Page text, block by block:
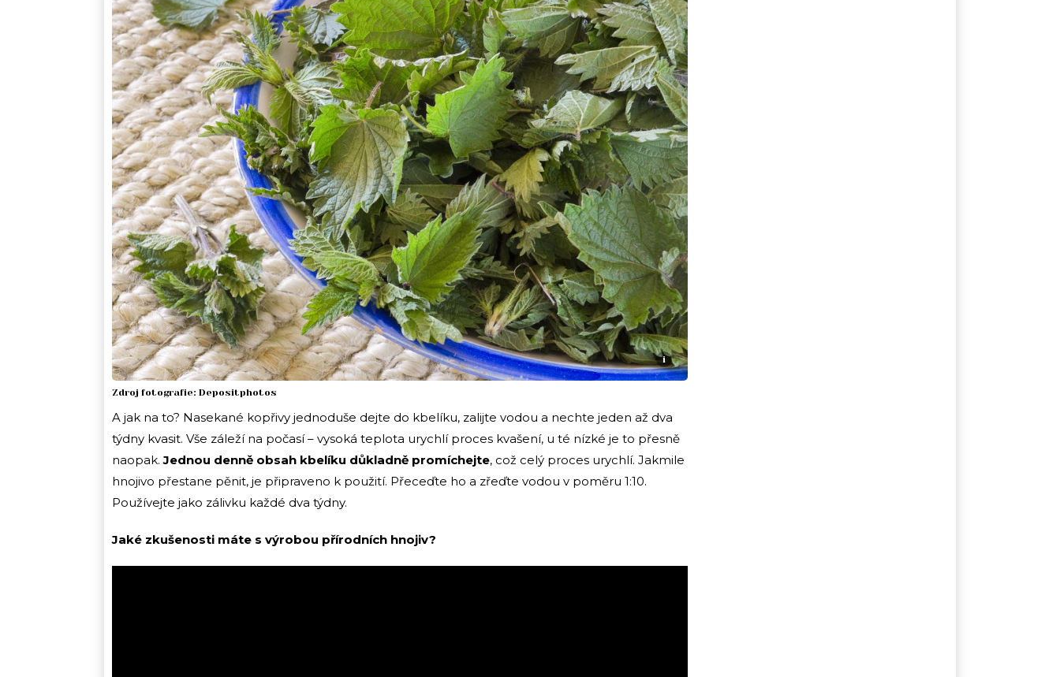
i
Zdroj fotografie: Depositphotos
A jak na to? Nasekané kopřivy jednoduše dejte do kbelíku, zalijte vodou a nechte jeden až dva
týdny kvasit. Vše záleží na počasí – vysoká teplota urychlí proces kvašení, u té nízké je to přesně
naopak.Jednou denně obsah kbelíku důkladně promíchejte, což celý proces urychlí. Jakmile
hnojivo přestane pěnit, je připraveno k použití. Přeceďte ho a zřeďte vodou v poměru 1:10.
Používejte jako zálivku každé dva týdny.
Jaké zkušenosti máte s výrobou přírodních hnojiv?